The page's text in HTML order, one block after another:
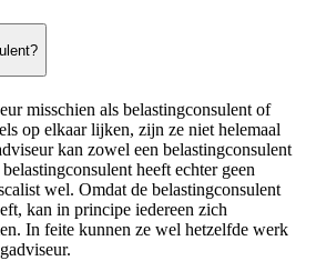
misschien als belastingconsulent of
op elkaar lijken, zijn ze niet helemaal
kan zowel een belastingconsulent
heeft echter geen
wel. Omdat de belastingconsulent
kan in principe iedereen zich
In feite kunnen ze wel hetzelfde werk